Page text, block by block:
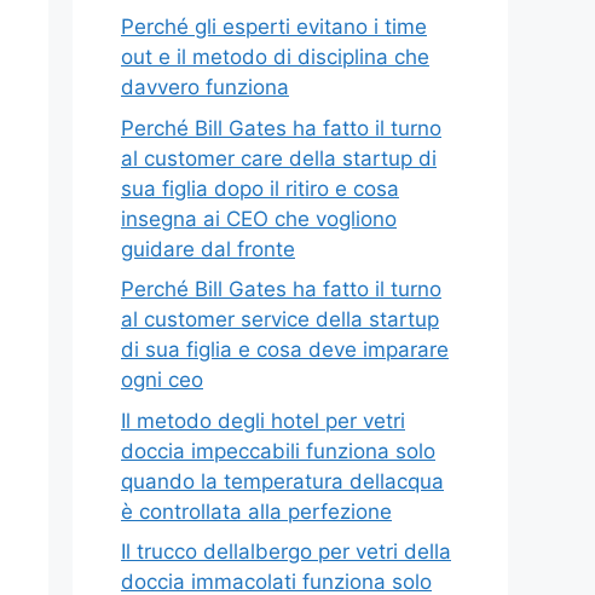
Perché gli esperti evitano i time
out e il metodo di disciplina che
davvero funziona
Perché Bill Gates ha fatto il turno
al customer care della startup di
sua figlia dopo il ritiro e cosa
insegna ai CEO che vogliono
guidare dal fronte
Perché Bill Gates ha fatto il turno
al customer service della startup
di sua figlia e cosa deve imparare
ogni ceo
Il metodo degli hotel per vetri
doccia impeccabili funziona solo
quando la temperatura dellacqua
è controllata alla perfezione
Il trucco dellalbergo per vetri della
doccia immacolati funziona solo